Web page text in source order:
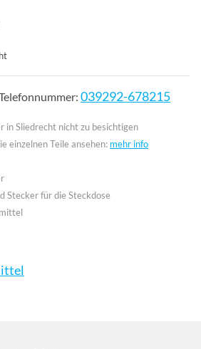
039292-678215
in Sliedrecht nicht zu besichtigen
einzelnen Teile ansehen: mehr info
Stecker für die Steckdose